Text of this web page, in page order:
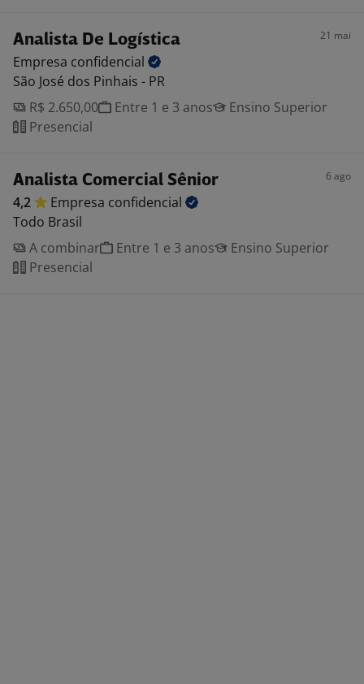
Analista De Logística 21 mai
Empresa confidencial
São José dos Pinhais - PR
R$ 2.650,00
Entre 1 e 3 anos
Ensino Superior
Presencial
Analista Comercial Sênior 6 ago
4,2 Empresa confidencial
Todo Brasil
A combinar
Entre 1 e 3 anos
Ensino Superior
Presencial